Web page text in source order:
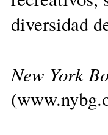
diversidad
New York